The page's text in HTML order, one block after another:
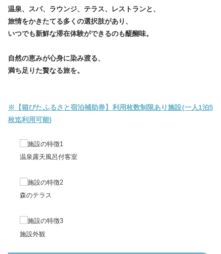
温泉、スパ、ラウンジ、テラス、レストランと、
旅情をかきたてる多くの選択肢があり、
いつでも新鮮な滞在体験ができるのも醍醐味。
自然の恵みが心身に染み渡る、
満ち足りた贅なる旅を。
※【箱ぴたふるさと宿泊補助券】利用枚数制限あり施設(一人1泊5
枚迄利用可能)
温泉露天風呂付客室
森のテラス
施設外観